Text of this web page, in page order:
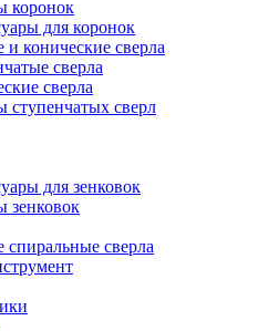
коронок
для коронок
конические сверла
сверла
сверла
ступенчатых сверл
для зенковок
зенковок
спиральные сверла